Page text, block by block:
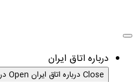
درباره اتاق ایران
Close درباره اتاق ایران Open درباره اتاق ایران